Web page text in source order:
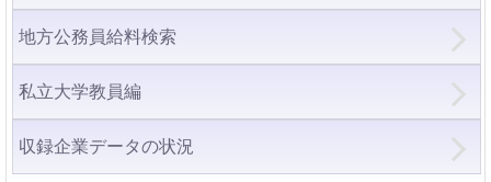
地方公務員給料検索
私立大学教員編
収録企業データの状況